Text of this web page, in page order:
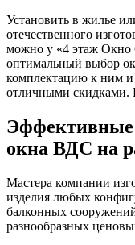
Установить в жилье
отечественного
можно у «4 этаж Окно
оптимальный выбор
комплектацию к ним и
отличными скидками.
Эффективные
окна ВДС на
Мастера компании
изделия любых
балконных
разнообразных